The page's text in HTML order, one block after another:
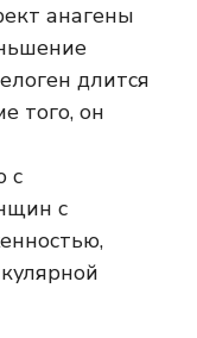
анагены
длится
того, он
с
с